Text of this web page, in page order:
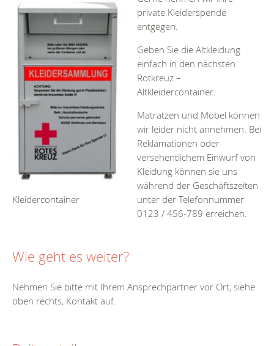
Kleidercontainer
private Kleiderspende
entgegen.
Geben Sie die Altkleidung
einfach in den nächsten
Rotkreuz –
Altkleidercontainer.
Matratzen und Möbel können
wir leider nicht annehmen. Bei
Reklamationen oder
versehentlichem Einwurf von
Kleidung können sie uns
während der Geschäftszeiten
unter der Telefonnummer
0123 / 456-789 erreichen.
Wie geht es weiter?
Nehmen Sie bitte mit Ihrem Ansprechpartner vor Ort, siehe
oben rechts, Kontakt auf.